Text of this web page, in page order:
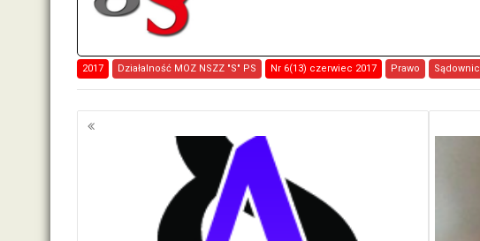
2017 Działalność MOZ NSZZ "S" PS Nr 6(13) czerwiec 2017 Prawo
Nawigacja